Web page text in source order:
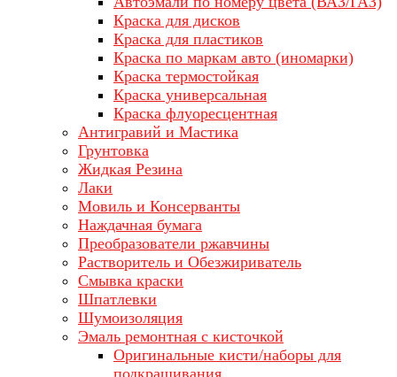
Краска для дисков
Краска для пластиков
Краска по маркам авто (иномарки)
Краска термостойкая
Краска универсальная
Краска флуоресцентная
Антигравий и Мастика
Грунтовка
Жидкая Резина
Лаки
Мовиль и Консерванты
Наждачная бумага
Преобразователи ржавчины
Растворитель и Обезжириватель
Смывка краски
Шпатлевки
Шумоизоляция
Эмаль ремонтная с кисточкой
Оригинальные кисти/наборы для
подкрашивания